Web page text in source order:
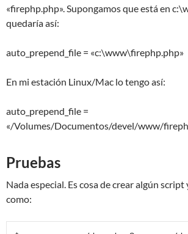
«firephp.php». Supongamos que está en
quedaría así:
auto_prepend_file = «c:\www\firephp.php»
En mi estación Linux/Mac lo tengo así:
auto_prepend_file =
«/Volumes/Documentos/devel/www/
Pruebas
Nada especial. Es cosa de crear algún
como: